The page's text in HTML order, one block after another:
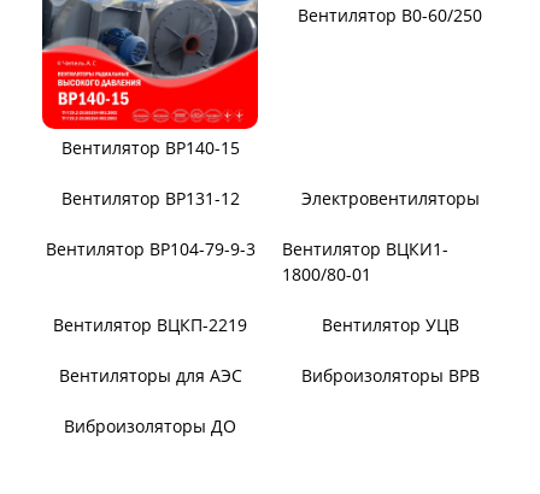
Вентилятор ВР140-15
Вентилятор ВР131-12 Электровентиляторы